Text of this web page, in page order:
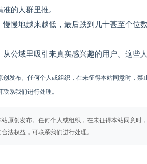
的人群里推。
慢地越来越低，最后跌到几十甚至个位
公域里吸引来真实感兴趣的用户。这些
发布。任何个人或组织，在未征得本站同意时，
系我们进行处理。
原创发布。任何个人或组织，在未征得本站同意时
法权益，可联系我们进行处理。